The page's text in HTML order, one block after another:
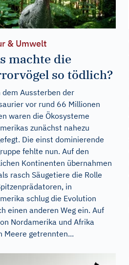
& Umwelt
machte die
so tödlich?
dem Aussterben der
vor rund 66 Millionen
waren die Ökosysteme
zunächst nahezu
Die einst dominierende
fehlte nun. Auf den
Kontinenten übernahmen
rasch Säugetiere die Rolle
in
schlug die Evolution
einen anderen Weg ein. Auf
Nordamerika und Afrika
Meere getrennten...